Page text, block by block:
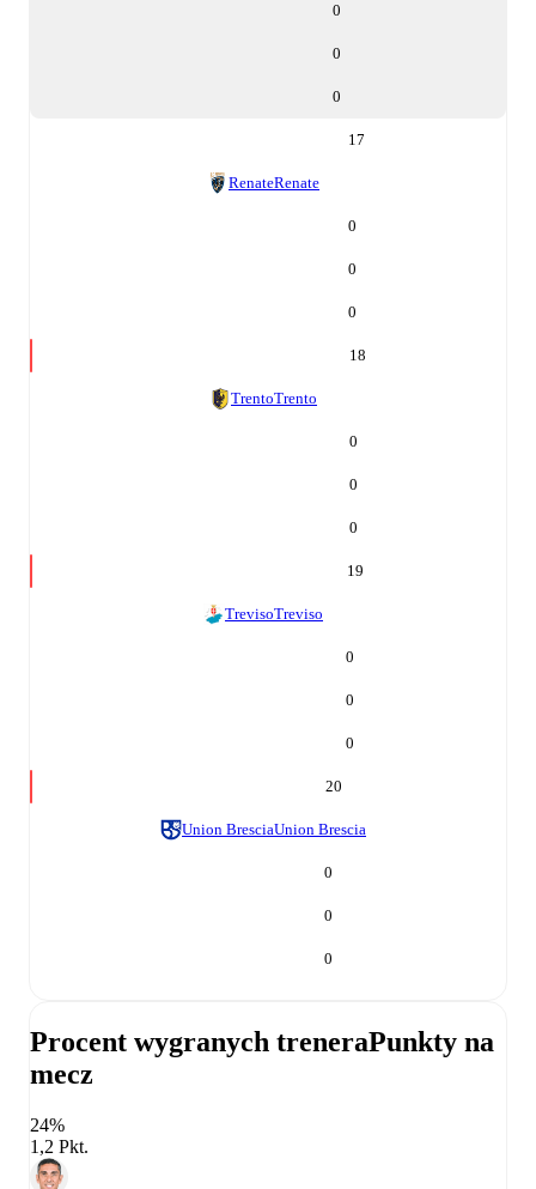
0
0
0
17
RenateRenate
0
0
0
18
TrentoTrento
0
0
0
19
TrevisoTreviso
0
0
0
20
Union BresciaUnion Brescia
0
0
0
Procent wygranych treneraPunkty na
mecz
24%
1,2 Pkt.